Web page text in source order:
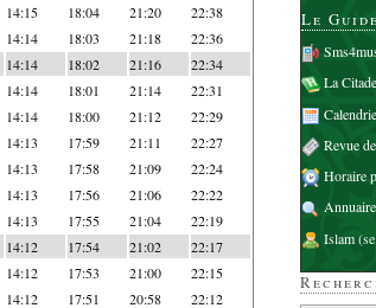
14:15 18:04 21:20 22:38
14:14 18:03 21:18 22:36
14:14 18:02 21:16 22:34
14:14 18:01 21:14 22:31
14:14 18:00 21:12 22:29
14:13 17:59 21:11 22:27
14:13 17:58 21:09 22:24
14:13 17:56 21:06 22:22
14:13 17:55 21:04 22:19
14:12 17:54 21:02 22:17
14:12 17:53 21:00 22:15
14:12 17:51 20:58 22:12
Le
La
Revue
Horaire
Islam